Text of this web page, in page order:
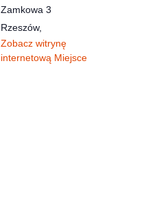
Zamkowa 3
Rzeszów,
Zobacz witrynę
internetową Miejsce